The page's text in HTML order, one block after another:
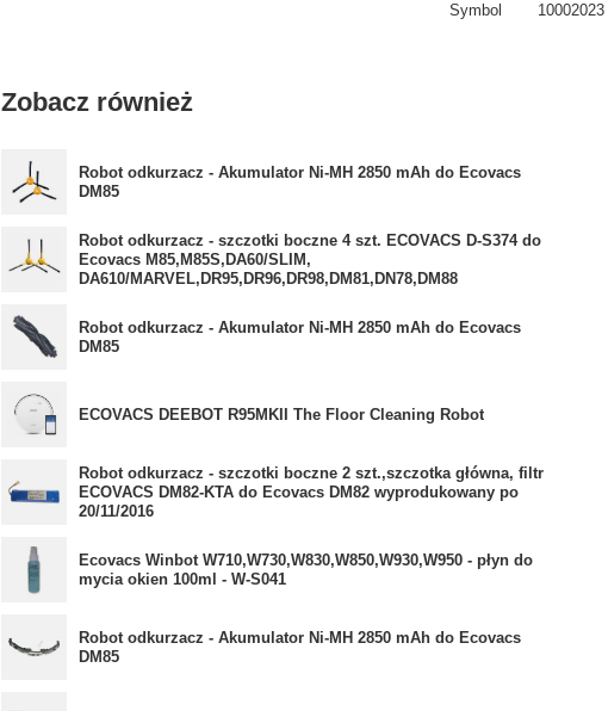
Symbol 10002023
Zobacz również
Robot odkurzacz - Akumulator Ni-MH 2850 mAh do Ecovacs
DM85
Robot odkurzacz - szczotki boczne 4 szt. ECOVACS D-S374 do
Ecovacs M85,M85S,DA60/SLIM,
DA610/MARVEL,DR95,DR96,DR98,DM81,DN78,DM88
Robot odkurzacz - Akumulator Ni-MH 2850 mAh do Ecovacs
DM85
ECOVACS DEEBOT R95MKII The Floor Cleaning Robot
Robot odkurzacz - szczotki boczne 2 szt.,szczotka główna, filtr
ECOVACS DM82-KTA do Ecovacs DM82 wyprodukowany po
20/11/2016
Ecovacs Winbot W710,W730,W830,W850,W930,W950 - płyn do
mycia okien 100ml - W-S041
Robot odkurzacz - Akumulator Ni-MH 2850 mAh do Ecovacs
DM85